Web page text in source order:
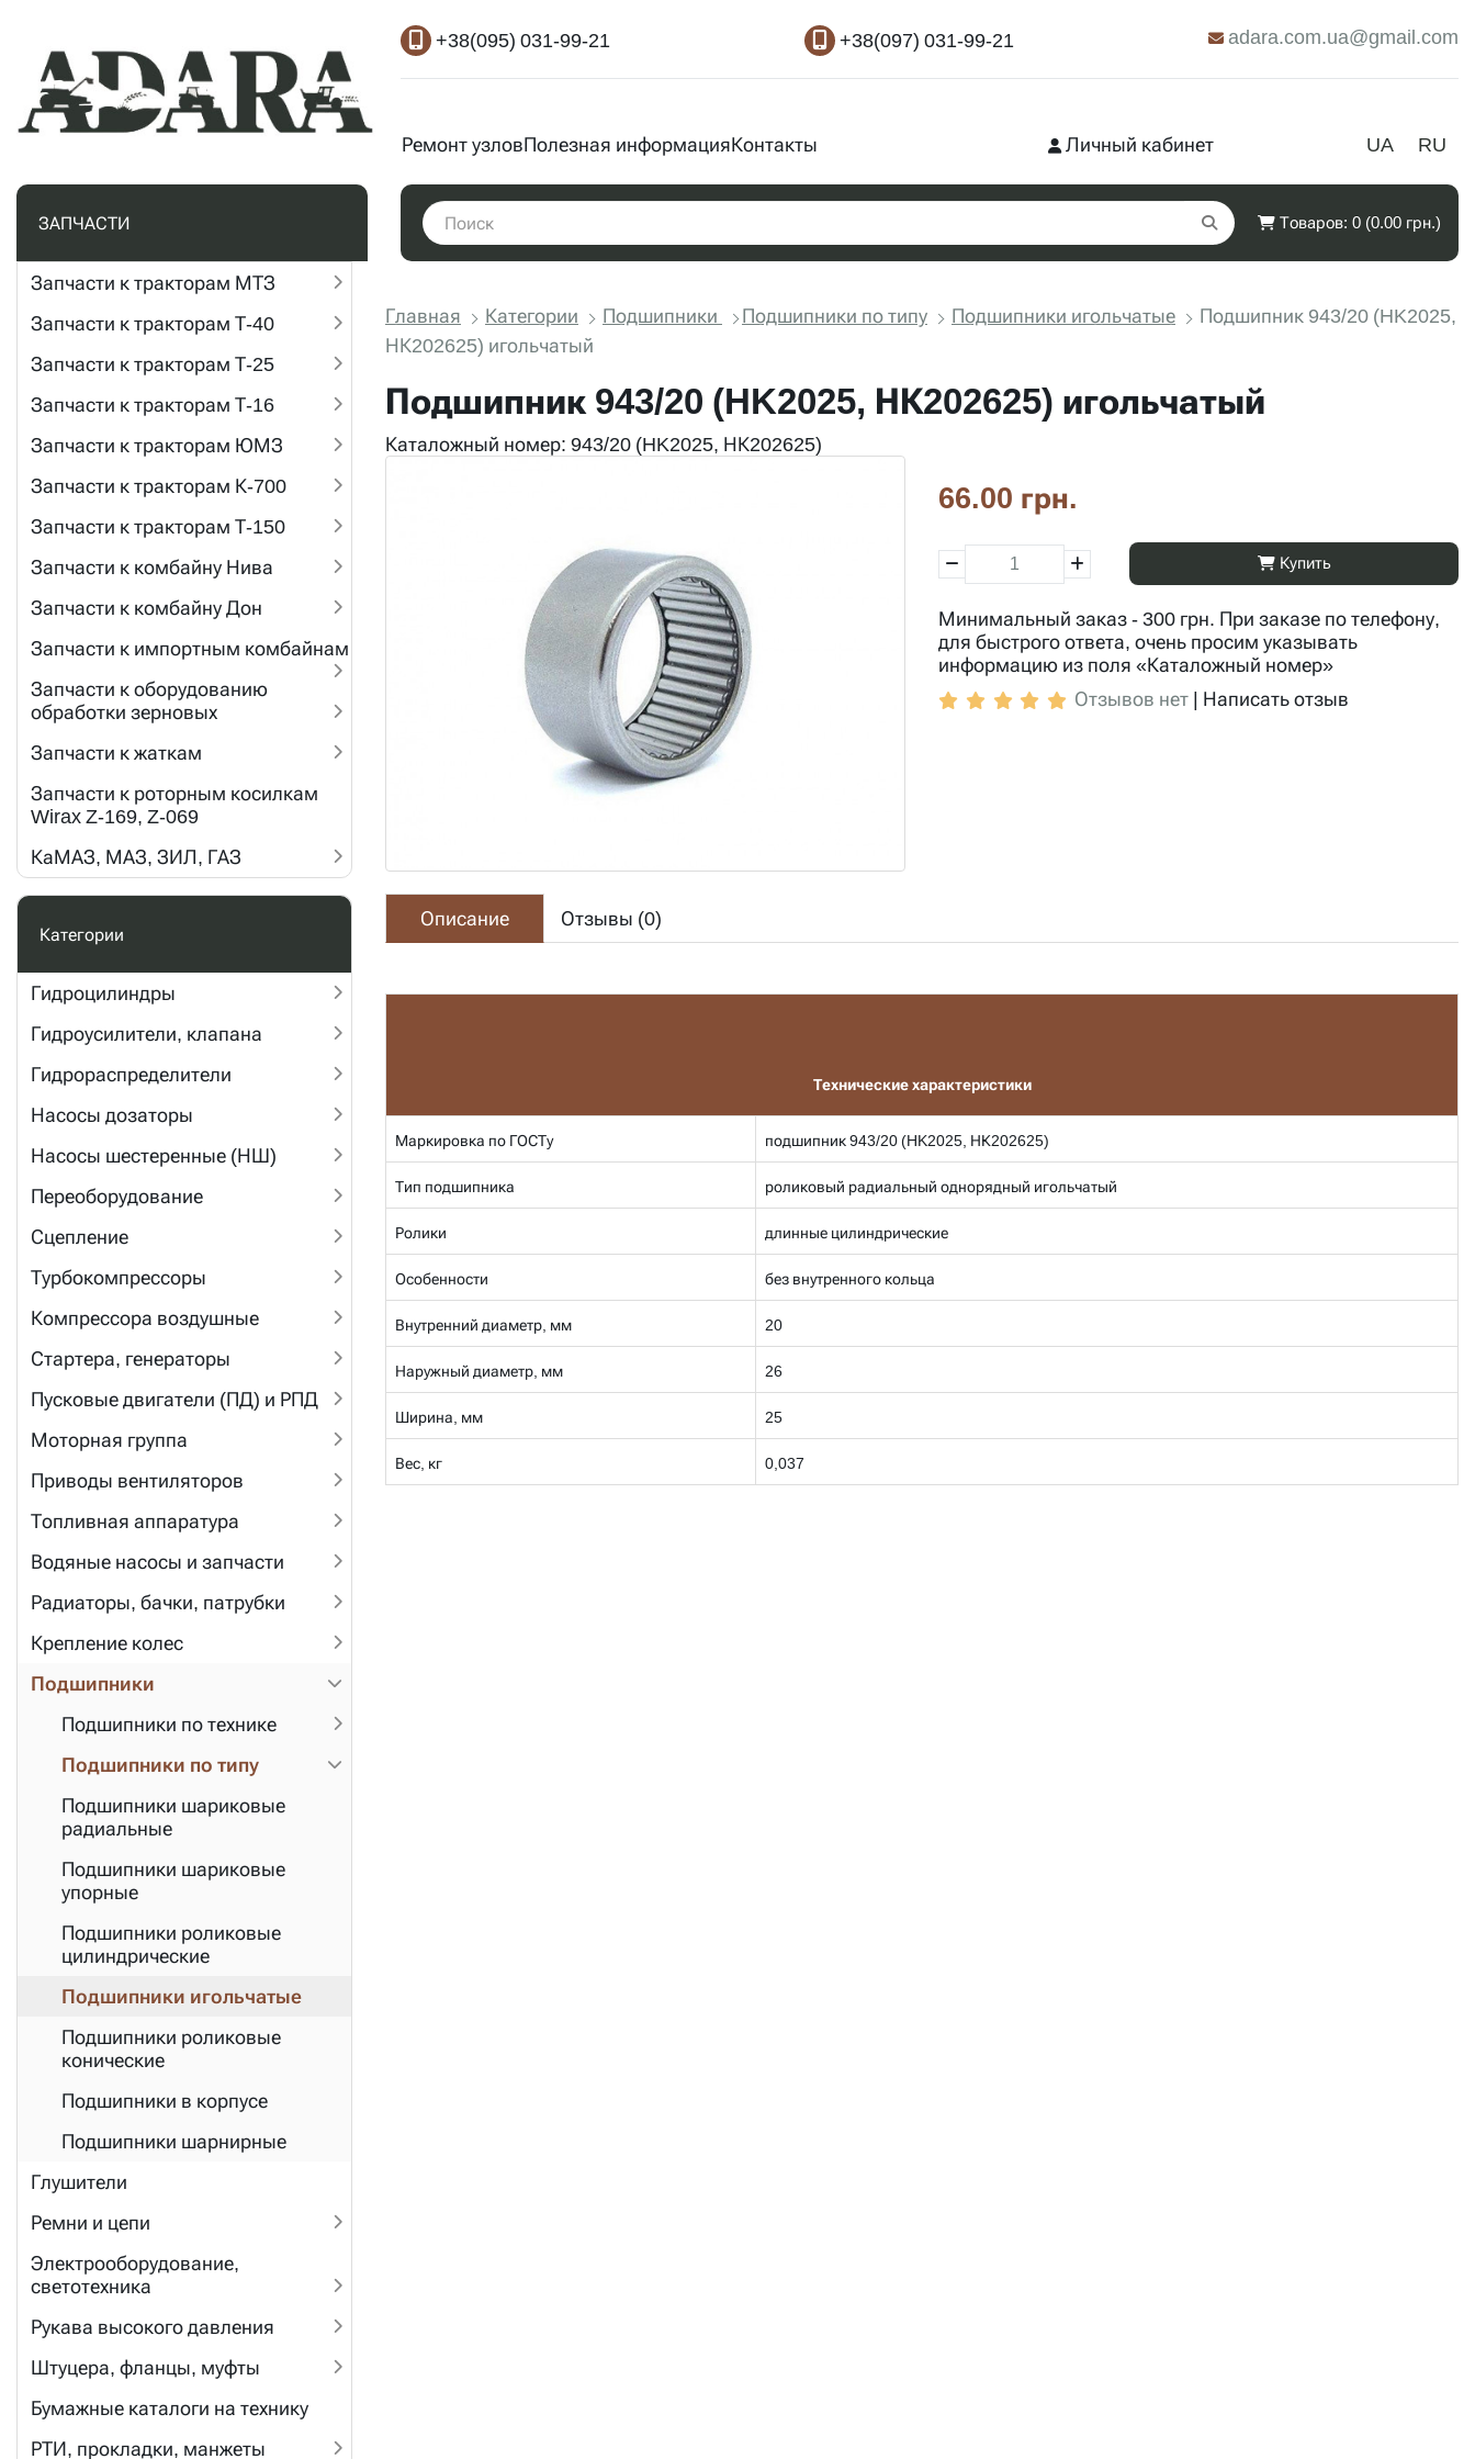
+38(095) 031-99-21 +38(097) 031-99-21 adara.com.ua@gmail.com
Ремонт узловПолезная информацияКонтакты UA RU
Личный кабинет
ЗАПЧАСТИ Товаров: 0 (0.00 грн.)
Запчасти к тракторам МТЗ
Запчасти к тракторам Т-40
Запчасти к тракторам Т-25
Запчасти к тракторам Т-16
Запчасти к тракторам ЮМЗ
Запчасти к тракторам К-700
Запчасти к тракторам Т-150
Запчасти к комбайну Нива
Запчасти к комбайну Дон
Запчасти к импортным комбайнам
Запчасти к оборудованию
обработки зерновых
Запчасти к жаткам
Запчасти к роторным косилкам
Wirax Z-169, Z-069
КаМАЗ, МАЗ, ЗИЛ, ГАЗ
Категории
Гидроцилиндры
Гидроусилители, клапана
Гидрораспределители
Насосы дозаторы
Насосы шестеренные (НШ)
Переоборудование
Сцепление
Турбокомпрессоры
Компрессора воздушные
Стартера, генераторы
Пусковые двигатели (ПД) и РПД
Моторная группа
Приводы вентиляторов
Топливная аппаратура
Водяные насосы и запчасти
Радиаторы, бачки, патрубки
Крепление колес
Подшипники
Подшипники по технике
Подшипники по типу
Подшипники шариковые
радиальные
Подшипники шариковые
упорные
Подшипники роликовые
цилиндрические
Подшипники игольчатые
Подшипники роликовые
конические
Подшипники в корпусе
Подшипники шарнирные
Глушители
Ремни и цепи
Электрооборудование,
светотехника
Рукава высокого давления
Штуцера, фланцы, муфты
Бумажные каталоги на технику
РТИ, прокладки, манжеты
Главная Категории Подшипники Подшипники по типу Подшипники игольчатые
Подшипник 943/20 (HK2025,
НК202625) игольчатый
Подшипник 943/20 (HK2025, НК202625) игольчатый
Каталожный номер: 943/20 (HK2025, НК202625)
66.00 грн.
Купить
Минимальный заказ - 300 грн. При заказе по телефону,
для быстрого ответа, очень просим указывать
информацию из поля «Каталожный номер»
Отзывов нет | Написать отзыв
Описание Отзывы (0)
Технические характеристики
Маркировка по ГОСТу подшипник 943/20 (HK2025, НК202625)
Тип подшипника роликовый радиальный однорядный игольчатый
Ролики длинные цилиндрические
Особенности без внутренного кольца
Внутренний диаметр, мм 20
Наружный диаметр, мм 26
Ширина, мм 25
Вес, кг 0,037